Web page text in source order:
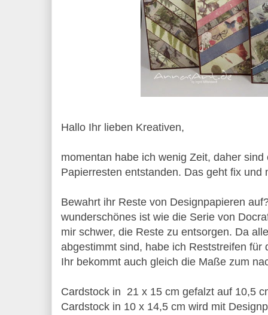
Hallo Ihr lieben Kreativen,
momentan habe ich wenig Zeit, daher sind
Papierresten entstanden. Das geht fix und
Bewahrt ihr Reste von Designpapieren
wunderschönes ist wie die Serie von
mir schwer, die Reste zu entsorgen. Da
abgestimmt sind, habe ich Reststreifen für
Ihr bekommt auch gleich die Maße zum
Cardstock in 21 x 15 cm gefalzt auf 10,5
Cardstock in 10 x 14,5 cm wird mit